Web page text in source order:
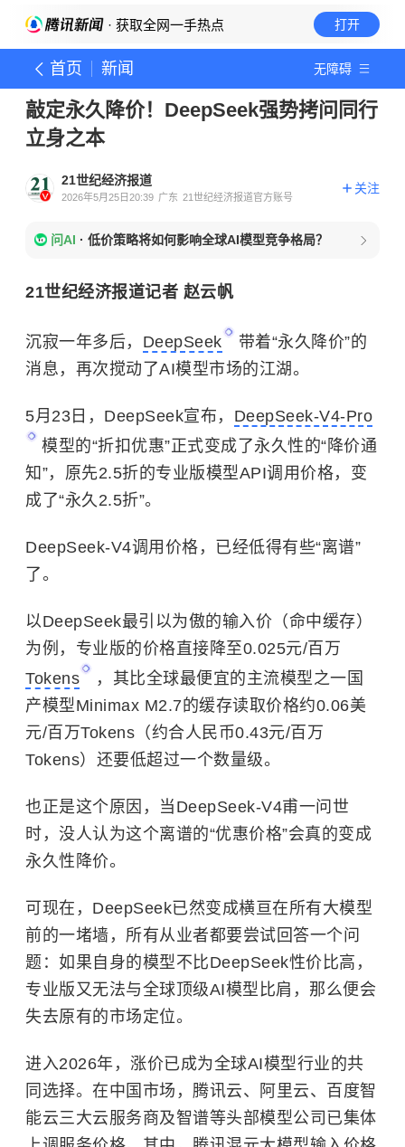
· 获取全网一手热点 打开
首页 新闻 无障碍
敲定永久降价！DeepSeek强势拷问同行
立身之本
21世纪经济报道
2026年5月25日20:39 广东 21世纪经济报道官方账号
关注
问AI · 低价策略将如何影响全球AI模型竞争格局？
21世纪经济报道记者 赵云帆
沉寂一年多后， DeepSeek
带着“永久降价”的
消息，再次搅动了AI模型市场的江湖。
5月23日，DeepSeek宣布， DeepSeek-V4-Pro
模型的“折扣优惠”正式变成了永久性的“降价通
知”，原先2.5折的专业版模型API调用价格，变
成了“永久2.5折”。
DeepSeek-V4调用价格，已经低得有些“离谱”
了。
以DeepSeek最引以为傲的输入价（命中缓存）
为例，专业版的价格直接降至0.025元/百万
Tokens
，其比全球最便宜的主流模型之一国
产模型Minimax M2.7的缓存读取价格约0.06美
元/百万Tokens（约合人民币0.43元/百万
Tokens）还要低超过一个数量级。
也正是这个原因，当DeepSeek-V4甫一问世
时，没人认为这个离谱的“优惠价格”会真的变成
永久性降价。
可现在，DeepSeek已然变成横亘在所有大模型
前的一堵墙，所有从业者都要尝试回答一个问
题：如果自身的模型不比DeepSeek性价比高，
专业版又无法与全球顶级AI模型比肩，那么便会
失去原有的市场定位。
进入2026年，涨价已成为全球AI模型行业的共
同选择。在中国市场，腾讯云、阿里云、百度智
能云三大云服务商及智谱等头部模型公司已集体